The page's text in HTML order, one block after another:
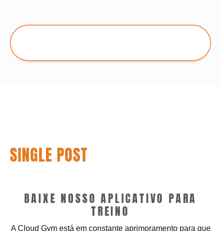
SINGLE POST
BAIXE NOSSO APLICATIVO PARA
TREINO
A Cloud Gym está em constante aprimoramento para que